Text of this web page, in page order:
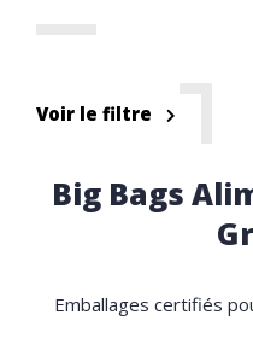
Voir le filtre
Big Bags
Emballages certifiés